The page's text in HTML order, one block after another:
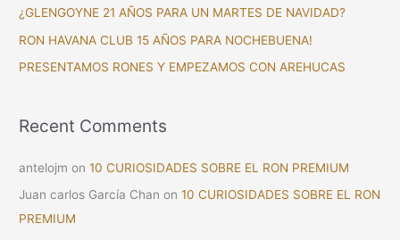
o
r
:
¿GLENGOYNE 21 AÑOS PARA UN MARTES DE NAVIDAD?
RON HAVANA CLUB 15 AÑOS PARA NOCHEBUENA!
PRESENTAMOS RONES Y EMPEZAMOS CON AREHUCAS
Recent Comments
antelojm on10 CURIOSIDADES SOBRE EL RON PREMIUM
Juan carlos García Chan on10 CURIOSIDADES SOBRE EL RON
PREMIUM